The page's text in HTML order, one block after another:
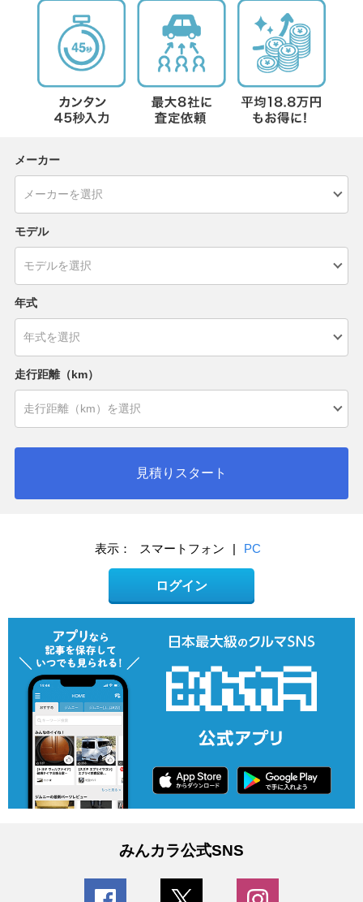
メーカー
モデル
年式
走行距離（km）
見積りスタート
表示： スマートフォン PC
ログイン
みんカラ公式SNS